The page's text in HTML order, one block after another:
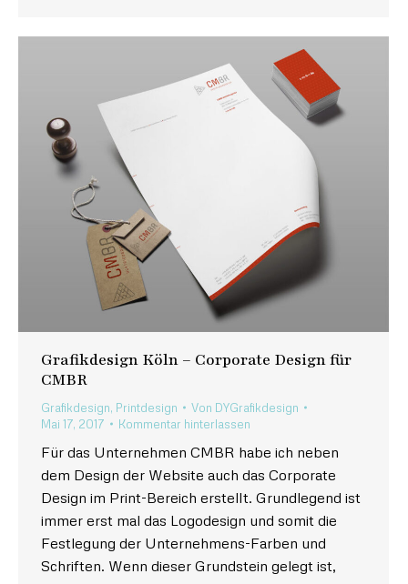
Grafikdesign Köln – Corporate Design für
CMBR
Grafikdesign, Printdesign Von DYGrafikdesign
Mai 17, 2017
Kommentar hinterlassen
Für das Unternehmen CMBR habe ich neben
dem Design der Website auch das Corporate
Design im Print-Bereich erstellt. Grundlegend ist
immer erst mal das Logodesign und somit die
Festlegung der Unternehmens-Farben und
Schriften. Wenn dieser Grundstein gelegt ist,